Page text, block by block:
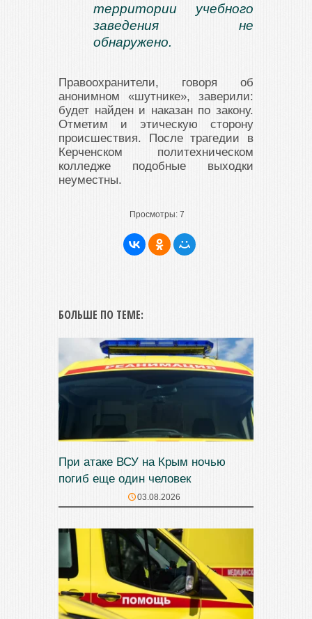
территории учебного
заведения не
обнаружено.
Правоохранители, говоря об
анонимном «шутнике», заверили:
будет найден и наказан по закону.
Отметим и этическую сторону
происшествия. После трагедии в
Керченском политехническом
колледже подобные выходки
неуместны.
Просмотры: 7
БОЛЬШЕ ПО ТЕМЕ:
При атаке ВСУ на Крым ночью
погиб еще один человек
03.08.2026